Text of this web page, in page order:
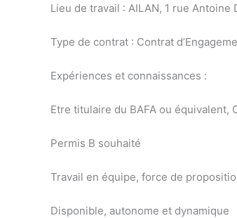
Lieu de travail : AILAN, 1 rue
Type de contrat : Contrat
Expériences et connaissances :
Etre titulaire du BAFA ou équivalent,
Permis B souhaité
Travail en équipe, force de
Disponible, autonome et dynamique